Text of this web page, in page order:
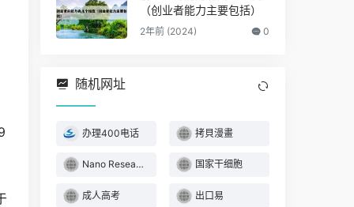
（创业者能力主要包括）
2年前 (2024) 0
随机网址
办理400电话 拷貝漫畫
Nano Research 国家干细胞
成人高考 出口易